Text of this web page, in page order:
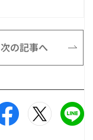
次の記事へ